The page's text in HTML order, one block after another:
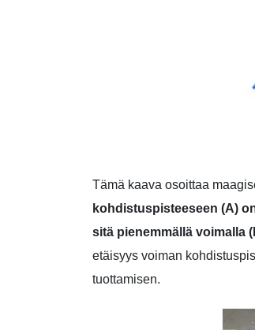
Tämä kaava osoittaa
kohdistuspisteeseen (A)
sitä pienemmällä voimalla
etäisyys voiman
tuottamisen.